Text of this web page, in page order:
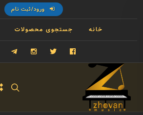
ورود/ثبت نام
خانه جستجوی محصولات
فیسبوک توییتر اینستاگرام